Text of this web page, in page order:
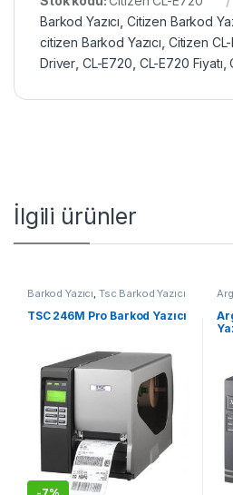
Barkod Yazıcı Citizen Barkod
citizen Barkod Yazıcı Citizen
Driver CL-E720 CL-E720 Fiyatı ,
İlgili ürünler
Barkod Yazıcı, Tsc Barkod Yazıcı
TSC 246M Pro Barkod Yazıcı